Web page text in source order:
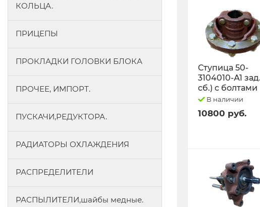
КОЛЬЦА.
ПРИЦЕПЫ
ПРОКЛАДКИ ГОЛОВКИ БЛОКА
ПРОЧЕЕ, ИМПОРТ.
ПУСКАЧИ,РЕДУКТОРА.
РАДИАТОРЫ ОХЛАЖДЕНИЯ
РАСПРЕДЕЛИТЕЛИ
РАСПЫЛИТЕЛИ,шайбы медные.
Ступица 50-
3104010-А1
сб.) с болтами
В наличии
10800 руб.